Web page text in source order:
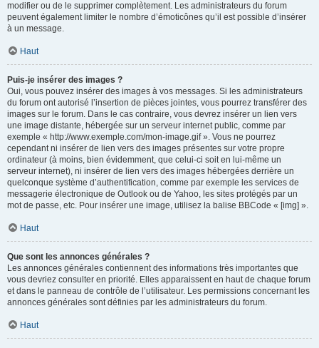
modifier ou de le supprimer complètement. Les administrateurs du forum
peuvent également limiter le nombre d’émoticônes qu’il est possible d’insérer
à un message.
Haut
Puis-je insérer des images ?
Oui, vous pouvez insérer des images à vos messages. Si les administrateurs
du forum ont autorisé l’insertion de pièces jointes, vous pourrez transférer des
images sur le forum. Dans le cas contraire, vous devrez insérer un lien vers
une image distante, hébergée sur un serveur internet public, comme par
exemple « http://www.exemple.com/mon-image.gif ». Vous ne pourrez
cependant ni insérer de lien vers des images présentes sur votre propre
ordinateur (à moins, bien évidemment, que celui-ci soit en lui-même un
serveur internet), ni insérer de lien vers des images hébergées derrière un
quelconque système d’authentification, comme par exemple les services de
messagerie électronique de Outlook ou de Yahoo, les sites protégés par un
mot de passe, etc. Pour insérer une image, utilisez la balise BBCode « [img] ».
Haut
Que sont les annonces générales ?
Les annonces générales contiennent des informations très importantes que
vous devriez consulter en priorité. Elles apparaissent en haut de chaque forum
et dans le panneau de contrôle de l’utilisateur. Les permissions concernant les
annonces générales sont définies par les administrateurs du forum.
Haut